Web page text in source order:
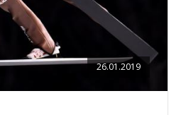
26.01.2019